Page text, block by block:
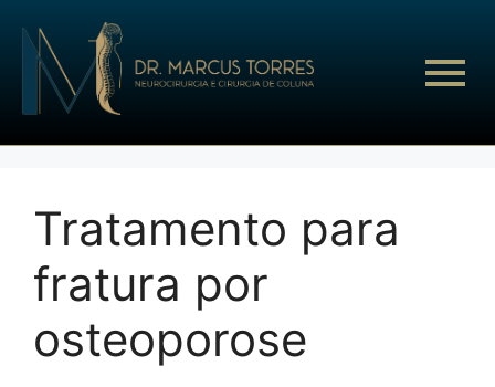
Tratamento para
fratura por
osteoporose